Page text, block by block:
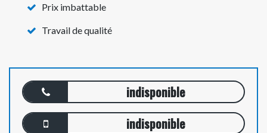
Prix imbattable
Travail de qualité
indisponible
indisponible